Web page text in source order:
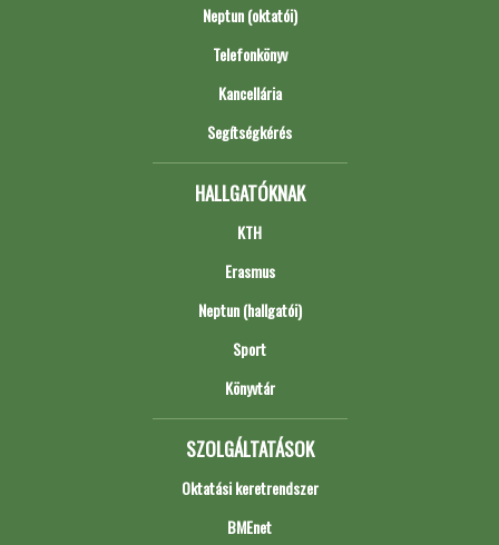
Neptun (oktatói)
Telefonkönyv
Kancellária
Segítségkérés
HALLGATÓKNAK
KTH
Erasmus
Neptun (hallgatói)
Sport
Könyvtár
SZOLGÁLTATÁSOK
Oktatási keretrendszer
BMEnet